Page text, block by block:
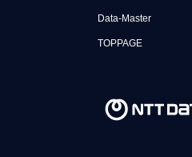
Data-Master
TOPPAGE